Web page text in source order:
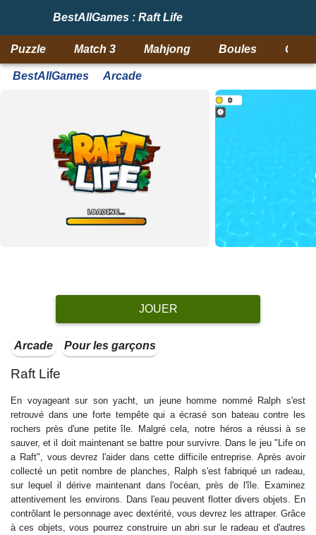
BestAllGames : Raft Life
Puzzle Match 3 Mahjong Boules
BestAllGames Arcade
JOUER
Arcade Pour les garçons
Raft Life
En voyageant sur son yacht, un jeune homme nommé Ralph s'est
retrouvé dans une forte tempête qui a écrasé son bateau contre les
rochers près d'une petite île. Malgré cela, notre héros a réussi à se
sauver, et il doit maintenant se battre pour survivre. Dans le jeu "Life on
a Raft", vous devrez l'aider dans cette difficile entreprise. Après avoir
collecté un petit nombre de planches, Ralph s'est fabriqué un radeau,
sur lequel il dérive maintenant dans l'océan, près de l'île. Examinez
attentivement les environs. Dans l'eau peuvent flotter divers objets. En
contrôlant le personnage avec dextérité, vous devrez les attraper. Grâce
à ces objets, vous pourrez construire un abri sur le radeau et d'autres